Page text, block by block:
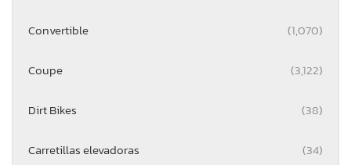
Convertible (1,070)
Coupe (3,122)
Dirt Bikes (38)
Carretillas elevadoras (34)